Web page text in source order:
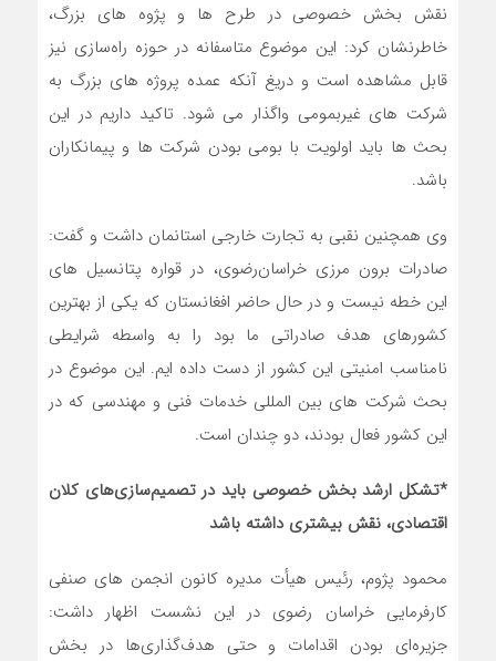
نقش بخش خصوصی در طرح ها و پژوه های بزرگ،
خاطرنشان کرد: این موضوع متاسفانه در حوزه راه‌سازی نیز
قابل مشاهده است و دریغ آنکه عمده پروژه های بزرگ به
شرکت های غیربمومی واگذار می شود. تاکید داریم در این
بحث ها باید اولویت با بومی بودن شرکت ها و پیمانکاران
باشد.
وی همچنین نقبی به تجارت خارجی استانمان داشت و گفت:
صادرات برون مرزی خراسان‌رضوی، در قواره پتانسیل های
این خطه نیست و در حال حاضر افغانستان که یکی از بهترین
کشورهای هدف صادراتی‌ ما بود را به واسطه شرایطی
نامناسب امنیتی این کشور از دست داده ایم. این موضوع در
بحث شرکت های بین المللی خدمات فنی و مهندسی که در
این کشور فعال بودند، دو چندان است.
*تشکل ارشد بخش خصوصی باید در تصمیم‌سازی‌های کلان
اقتصادی، نقش بیشتری داشته باشد
محمود پژوم، رئیس هیأت مدیره کانون انجمن های صنفی
کارفرمایی خراسان رضوی در این نشست اظهار داشت:
جزیره‌ای بودن اقدامات و حتی هدف‌گذاری‌ها در بخش